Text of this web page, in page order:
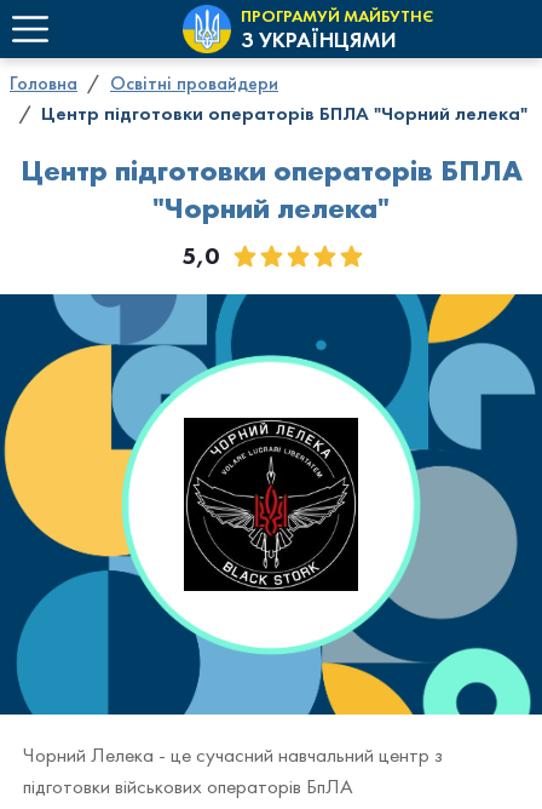
ПРОГРАМУЙ МАЙБУТНЄ
З УКРАЇНЦЯМИ
Головна
Освітні провайдери
Центр підготовки операторів БПЛА "Чорний лелека"
Центр підготовки операторів БПЛА
"Чорний лелека"
5,0
Чорний Лелека - це сучасний навчальний центр з
підготовки військових операторів БпЛА